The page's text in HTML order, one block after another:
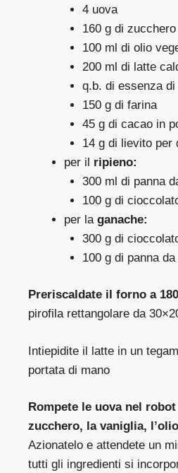
4 uova
160 g di zucchero
100 ml di olio
200 ml di latte
q.b. di essenza di
150 g di farina
45 g di cacao in
14 g di lievito per
per il ripieno:
300 ml di panna
100 g di
per la ganache:
300 g di
100 g di panna
Preriscaldate il forno a
pirofila rettangolare da
Intiepidite il latte in un
portata di mano
Rompete le uova nel
zucchero, la vaniglia,
Azionatelo e attendete un
tutti gli ingredienti si